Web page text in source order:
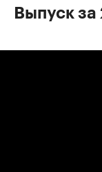
Выпуск